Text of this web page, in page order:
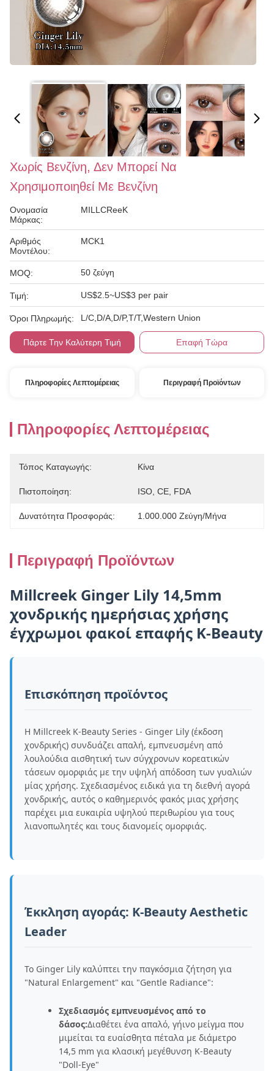
Χωρίς Βενζίνη, Δεν Μπορεί Να
Χρησιμοποιηθεί Με Βενζίνη
Ονομασία
Μάρκας:
MILLCReeK
Αριθμός
Μοντέλου:
MCK1
MOQ: 50 ζεύγη
Τιμή: US$2.5~US$3 per pair
Όροι Πληρωμής: L/C,D/A,D/P,T/T,Western Union
Πάρτε Την Καλύτερη Τιμή Επαφή Τώρα
Πληροφορίες Λεπτομέρειας Περιγραφή Προϊόντων
Πληροφορίες Λεπτομέρειας
Τόπος Καταγωγής: Κίνα
Πιστοποίηση: ISO, CE, FDA
Δυνατότητα Προσφοράς: 1.000.000 Ζεύγη/μήνα
Περιγραφή Προϊόντων
Millcreek Ginger Lily 14,5mm
χονδρικής ημερήσιας χρήσης
έγχρωμοι φακοί επαφής K-Beauty
Επισκόπηση προϊόντος
Η Millcreek K-Beauty Series - Ginger Lily (έκδοση
χονδρικής) συνδυάζει απαλή, εμπνευσμένη από
λουλούδια αισθητική των σύγχρονων κορεατικών
τάσεων ομορφιάς με την υψηλή απόδοση των γυαλιών
μίας χρήσης. Σχεδιασμένος ειδικά για τη διεθνή αγορά
χονδρικής, αυτός ο καθημερινός φακός μιας χρήσης
παρέχει μια ευκαιρία υψηλού περιθωρίου για τους
λιανοπωλητές και τους διανομείς ομορφιάς.
Έκκληση αγοράς: K-Beauty Aesthetic
Leader
Το Ginger Lily καλύπτει την παγκόσμια ζήτηση για
"Natural Enlargement" και "Gentle Radiance":
Σχεδιασμός εμπνευσμένος από το
δάσος:Διαθέτει ένα απαλό, γήινο μείγμα που
μιμείται τα ευαίσθητα πέταλα με διάμετρο
14,5 mm για κλασική μεγέθυνση K-Beauty
"Doll-Eye"